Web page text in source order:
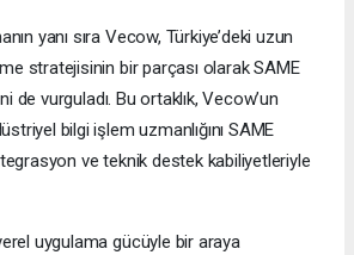
yanı sıra Vecow, Türkiye’deki uzun
stratejisinin bir parçası olarak SAME
de vurguladı. Bu ortaklık, Vecow’un
bilgi işlem uzmanlığını SAME
ve teknik destek kabiliyetleriyle
uygulama gücüyle bir araya